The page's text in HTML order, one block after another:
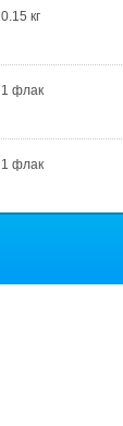
0.15 кг
1 флак
1 флак